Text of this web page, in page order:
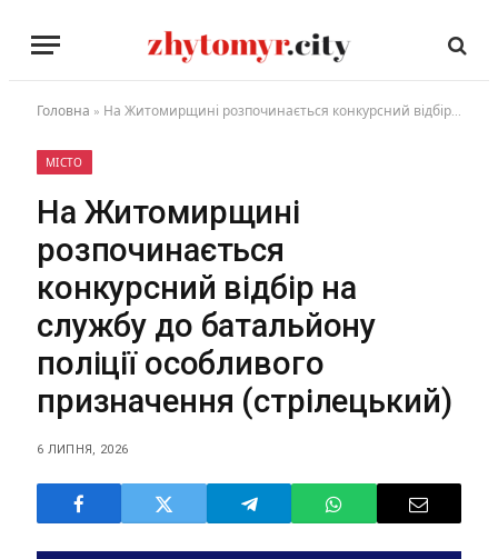
Головна » На Житомирщині розпочинається конкурсний відбір на службу до батальйону поліції особливого призначення (стрілецький)
МІСТО
На Житомирщині
розпочинається
конкурсний відбір на
службу до батальйону
поліції особливого
призначення (стрілецький)
6 ЛИПНЯ, 2026